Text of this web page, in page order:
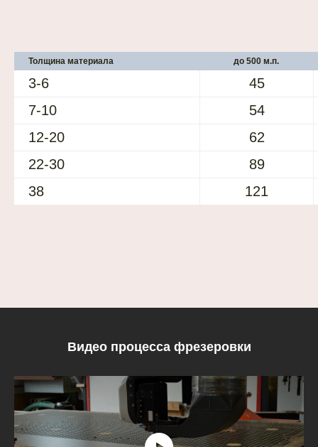
Толщина материала до 500 м.п.
3-6
45
7-10
54
12-20
62
22-30
89
38
121
Видео процесса фрезеровки